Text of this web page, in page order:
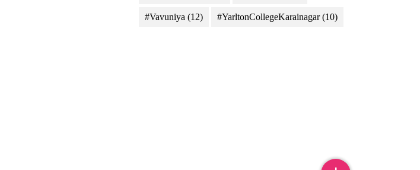
#Vavuniya (12) #YarltonCollegeKarainagar(10)